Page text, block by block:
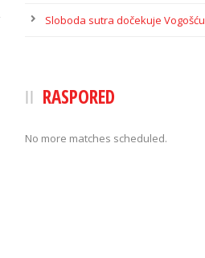
Sloboda sutra dočekuje Vogošću
RASPORED
No more matches scheduled.